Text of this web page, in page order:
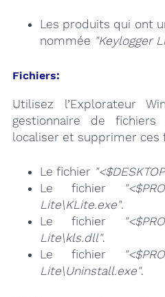
Les produits qui ont
nommée "Keylogger
Fichiers:
Utilisez l’Explorateur
gestionnaire de
localiser et supprimer ces
Le fichier
Le fichier
Lite\KLite.exe".
Le fichier
Lite\kls.dll".
Le fichier
Lite\Uninstall.exe".